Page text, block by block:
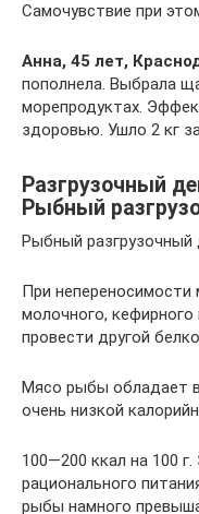
Самочувствие при
Анна, 45 лет,
пополнела. Выбрала
морепродуктах.
здоровью. Ушло 2 кг
Разгрузочный
Рыбный
Рыбный разгрузочный
При
молочного,
провести другой
Мясо рыбы обладает
очень низкой
100—200 ккал на 100
рационального
рыбы намного